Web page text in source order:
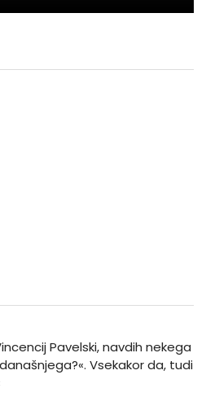
Pavelski, navdih nekega
Vsekakor da, tudi